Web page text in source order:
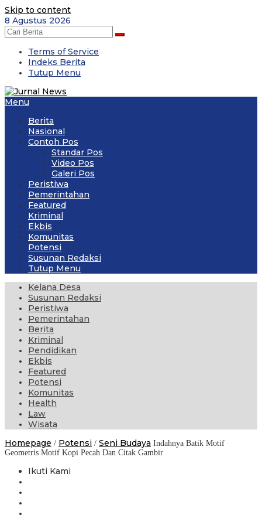
Skip to content
8 Agustus 2026
Terms of Service
Indeks Berita
Tutup Menu
Menu
Berita
Nasional
Contoh Pos
Standar Pos
Video Pos
Galeri Pos
Peristiwa
Pemerintahan
Featured
Kriminal
Ekbis
Komunitas
Potensi
Susunan Redaksi
Tutup Menu
Kelana Desa
Susunan Redaksi
Peristiwa
Pemerintahan
Berita
Kriminal
Pendidikan
Ekbis
Featured
Potensi
Komunitas
Health
Law
Wisata
Homepage / Potensi / Seni Budaya Indahnya Batik Motif
Geometris Motif Kopi Pecah Dan Citak Gambir
Ikuti Kami